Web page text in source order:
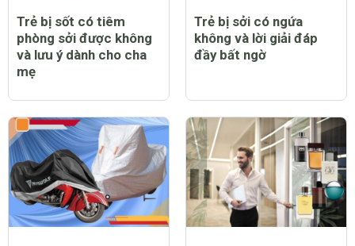
Trẻ bị sốt có tiêm
phòng sởi được không
và lưu ý dành cho cha
mẹ
Trẻ bị sởi có ngứa
không và lời giải đáp
đầy bất ngờ